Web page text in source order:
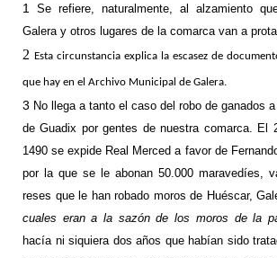
1 Se refiere, naturalmente, al alzamiento
Galera y otros lugares de la comarca van a
2 Esta circunstancia explica la escasez de
que hay en el Archivo Municipal de Galera.
3 No llega a tanto el caso del robo de ganados
de Guadix por gentes de nuestra comarca. El
1490 se expide Real Merced a favor de
por la que se le abonan 50.000 maravedíes,
reses que le han robado moros de Huéscar,
cuales eran a la sazón de los moros de la
hacía ni siquiera dos años que habían sido